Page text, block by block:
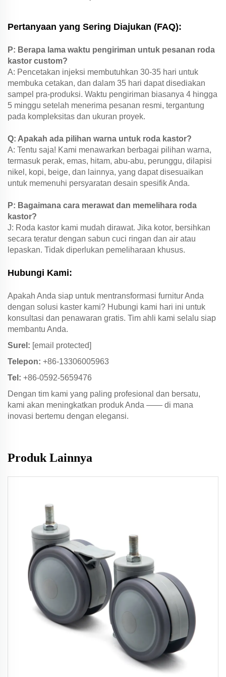
Pertanyaan yang Sering Diajukan (FAQ):
P: Berapa lama waktu pengiriman untuk pesanan roda
kastor custom?
A: Pencetakan injeksi membutuhkan 30-35 hari untuk
membuka cetakan, dan dalam 35 hari dapat disediakan
sampel pra-produksi. Waktu pengiriman biasanya 4 hingga
5 minggu setelah menerima pesanan resmi, tergantung
pada kompleksitas dan ukuran proyek.
Q: Apakah ada pilihan warna untuk roda kastor?
A: Tentu saja! Kami menawarkan berbagai pilihan warna,
termasuk perak, emas, hitam, abu-abu, perunggu, dilapisi
nikel, kopi, beige, dan lainnya, yang dapat disesuaikan
untuk memenuhi persyaratan desain spesifik Anda.
P: Bagaimana cara merawat dan memelihara roda
kastor?
J: Roda kastor kami mudah dirawat. Jika kotor, bersihkan
secara teratur dengan sabun cuci ringan dan air atau
lepaskan. Tidak diperlukan pemeliharaan khusus.
Hubungi Kami:
Apakah Anda siap untuk mentransformasi furnitur Anda
dengan solusi kaster kami? Hubungi kami hari ini untuk
konsultasi dan penawaran gratis. Tim ahli kami selalu siap
membantu Anda.
Surel: [email protected]
Telepon: +86-13306005963
Tel: +86-0592-5659476
Dengan tim kami yang paling profesional dan bersatu,
kami akan meningkatkan produk Anda —— di mana
inovasi bertemu dengan elegansi.
Produk Lainnya